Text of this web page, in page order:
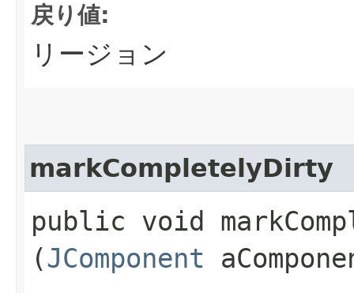
戻り値:
リージョン
markCompletelyDirty
public void
(JComponent